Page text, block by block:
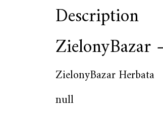
Description
ZielonyBazar
ZielonyBazar Herbata
null